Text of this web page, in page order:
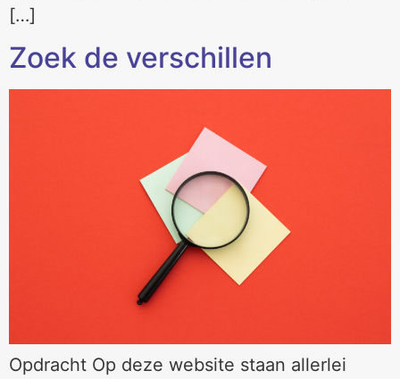
[…]
Zoek de verschillen
Opdracht Op deze website staan allerlei